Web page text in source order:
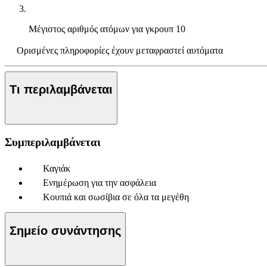
Μέγιστος αριθμός ατόμων για γκρουπ 10
Ορισμένες πληροφορίες έχουν μεταφραστεί αυτόματα
Τι περιλαμβάνεται
Συμπεριλαμβάνεται
Καγιάκ
Ενημέρωση για την ασφάλεια
Κουπιά και σωσίβια σε όλα τα μεγέθη
Σημείο συνάντησης